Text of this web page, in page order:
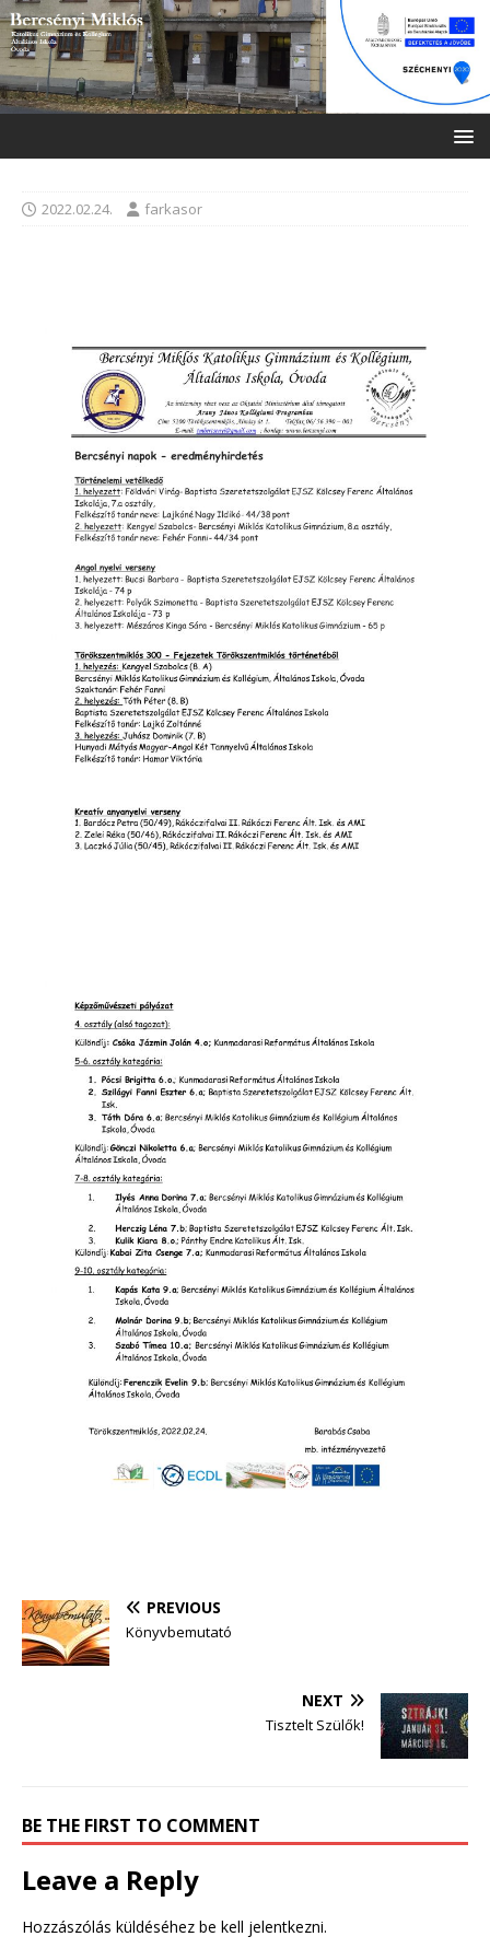
2022.02.24. farkasor
PREVIOUS
Könyvbemutató
NEXT
Tisztelt Szülők!
BE THE FIRST TO COMMENT
Leave a Reply
Hozzászólás küldéséhez be kell jelentkezni.